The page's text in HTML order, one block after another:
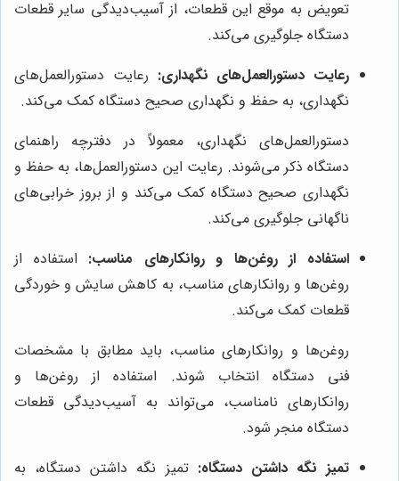
تعویض به موقع این قطعات، از آسیب‌دیدگی سایر قطعات
دستگاه جلوگیری می‌کند.
رعایت دستورالعمل‌های نگهداری: رعایت دستورالعمل‌های
نگهداری، به حفظ و نگهداری صحیح دستگاه کمک می‌کند.
دستورالعمل‌های نگهداری، معمولاً در دفترچه راهنمای
دستگاه ذکر می‌شوند. رعایت این دستورالعمل‌ها، به حفظ و
نگهداری صحیح دستگاه کمک می‌کند و از بروز خرابی‌های
ناگهانی جلوگیری می‌کند.
استفاده از روغن‌ها و روانکارهای مناسب: استفاده از
روغن‌ها و روانکارهای مناسب، به کاهش سایش و خوردگی
قطعات کمک می‌کند.
روغن‌ها و روانکارهای مناسب، باید مطابق با مشخصات
فنی دستگاه انتخاب شوند. استفاده از روغن‌ها و
روانکارهای نامناسب، می‌تواند به آسیب‌دیدگی قطعات
دستگاه منجر شود.
تمیز نگه داشتن دستگاه: تمیز نگه داشتن دستگاه، به